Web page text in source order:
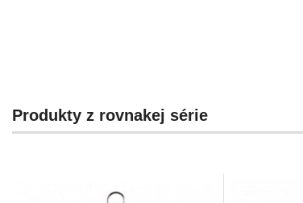
Produkty z rovnakej série